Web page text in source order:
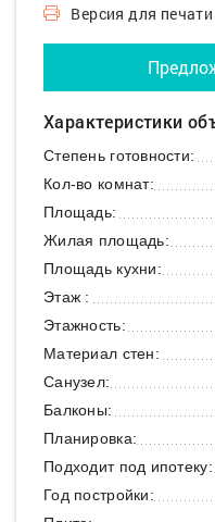
Версия для печати
Характеристики
Степень готовности:
Кол-во комнат:
Площадь:
Жилая площадь:
Площадь кухни:
Этаж :
Этажность:
Материал стен:
Санузел:
Балконы:
Планировка:
Подходит под ипотеку:
Год постройки: